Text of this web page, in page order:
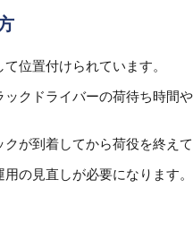
位置付けられています。
クドライバーの荷待ち時間
が到着してから荷役を終え
の見直しが必要になります。